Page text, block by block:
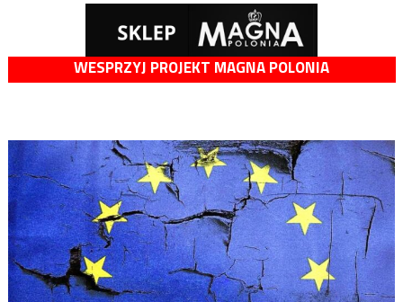
WESPRZYJ PROJEKT MAGNA POLONIA